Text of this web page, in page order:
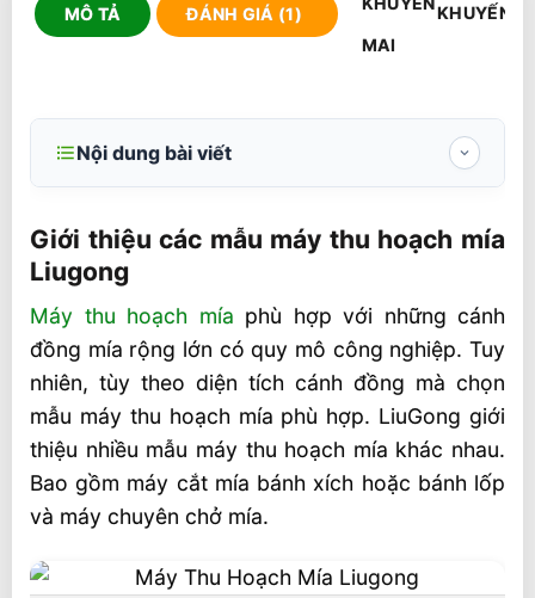
MÔ TẢ ĐÁNH GIÁ (1) KHUYẾN
Nội dung bài viết
Liugong
Thông số kỹ thuật chính máy thu hoạch
mía LiuGong
Các hãng máy thu hoạch mía tại Việt Nam
Video máy thu hoạch mía tại nông trường
mía
Giới thiệu các mẫu máy thu hoạch mía
Liugong
Máy thu hoạch mía phù hợp với những cánh
đồng mía rộng lớn có quy mô công nghiệp. Tuy
nhiên, tùy theo diện tích cánh đồng mà chọn
mẫu máy thu hoạch mía phù hợp. LiuGong giới
thiệu nhiều mẫu máy thu hoạch mía khác nhau.
Bao gồm máy cắt mía bánh xích hoặc bánh lốp
và máy chuyên chở mía.